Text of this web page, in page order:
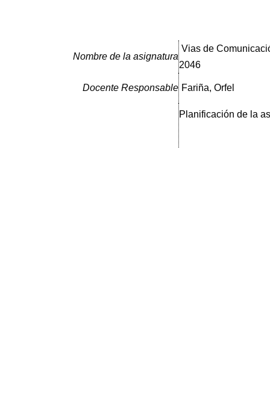
Nombre de la asignatura
Vias de
2046
Docente Responsable Fariña, Orfel
Planificación de la